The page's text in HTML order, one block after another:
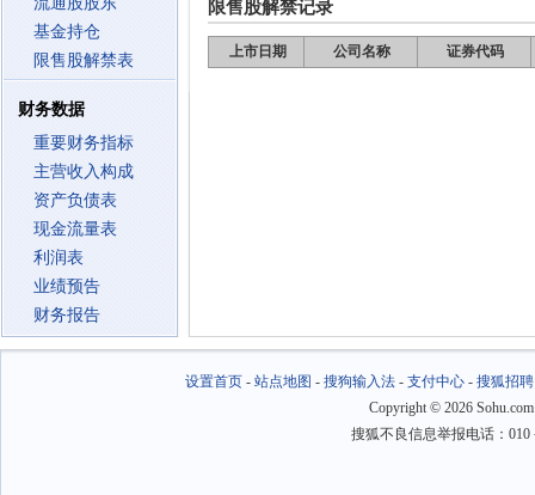
基金持仓
限售股解禁表
财务数据
重要财务指标
主营收入构成
资产负债表
现金流量表
利润表
业绩预告
财务报告
限售股解禁记录
上市日期 公司名称 证券代码
设置首页- 站点地图 - 搜狗输入法- 支付中心- 搜狐招聘
Copyright © 2026
搜狐不良信息举报电话：010